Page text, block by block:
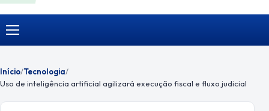
Menu
Início/Tecnologia/
Uso de inteligência artificial agilizará execução fiscal e fluxo judicial